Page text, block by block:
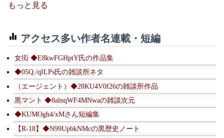
もっと見る
アクセス多い作者名連載・短編
女衒 ◆E8kwFGHptY氏の作品集
◆05Q./qILPs氏の雑談所ネタ
（エージェント）◆28KU4V0f26の雑談所作品
黒マント ◆8alnqWF4MNwaの雑談次元
◆KUMOgh4/xMさん短編集
【R-18】◆N99UpbkNMcの黒歴史ノート